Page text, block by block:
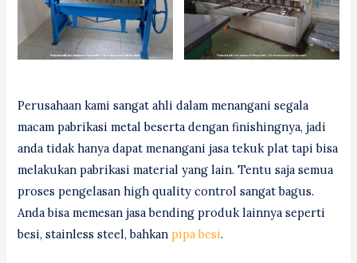
Perusahaan kami sangat ahli dalam menangani segala
macam pabrikasi metal beserta dengan finishingnya, jadi
anda tidak hanya dapat menangani jasa tekuk plat tapi bisa
melakukan pabrikasi material yang lain. Tentu saja semua
proses pengelasan high quality control sangat bagus.
Anda bisa memesan jasa bending produk lainnya seperti
besi, stainless steel, bahkanpipa besi.